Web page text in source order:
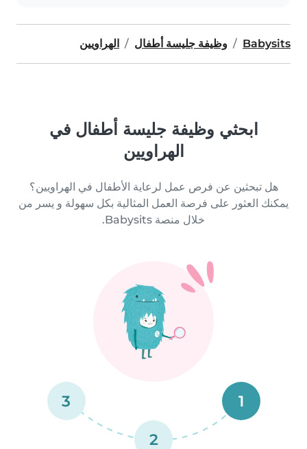
Babysits وظيفة جليسة أطفال الهراويين
ابحثي وظيفة جليسة أطفال في
الهراويين
هل تبحثين عن فرص عمل لرعاية الأطفال في الهراويين؟
يمكنك العثور على فرصة العمل المثالية بكل سهولة و يسر من
خلال منصة Babysits.
1
2
3